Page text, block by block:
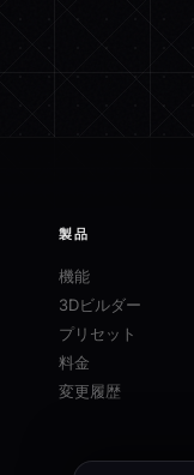
製品
機能
3Dビルダー
プリセット
料金
変更履歴